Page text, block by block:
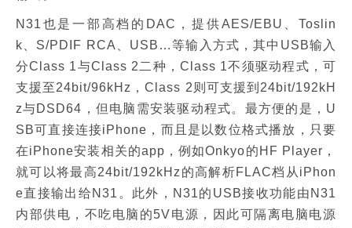
N31也是一部高档的DAC，提供AES/EBU、Toslin
k、S/PDIF RCA、USB…等输入方式，其中USB输入
分Class 1与Class 2二种，Class 1不须驱动程式，可
支援至24bit/96kHz，Class 2则可支援到24bit/192kH
z与DSD64，但电脑需安装驱动程式。最方便的是，U
SB可直接连接iPhone，而且是以数位格式播放，只要
在iPhone安装相关的app，例如Onkyo的HF Player，
就可以将最高24bit/192kHz的高解析FLAC档从iPhon
e直接输出给N31。此外，N31的USB接收功能由N31
内部供电，不吃电脑的5V电源，因此可隔离电脑电源